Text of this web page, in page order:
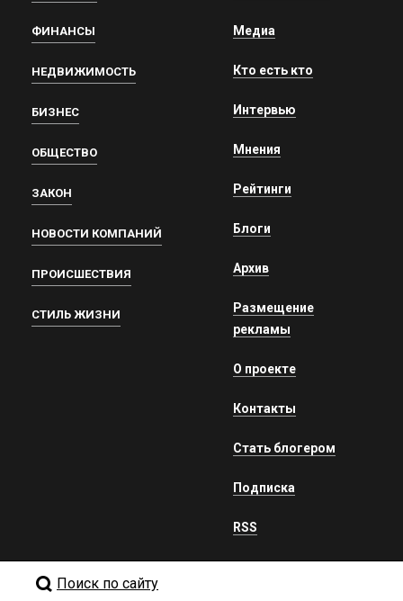
ФИНАНСЫ
НЕДВИЖИМОСТЬ
БИЗНЕС
ОБЩЕСТВО
ЗАКОН
НОВОСТИ КОМПАНИЙ
ПРОИСШЕСТВИЯ
СТИЛЬ ЖИЗНИ
Медиа
Кто есть кто
Интервью
Мнения
Рейтинги
Блоги
Архив
Размещение
рекламы
О проекте
Контакты
Стать блогером
Подписка
RSS
Поиск по сайту